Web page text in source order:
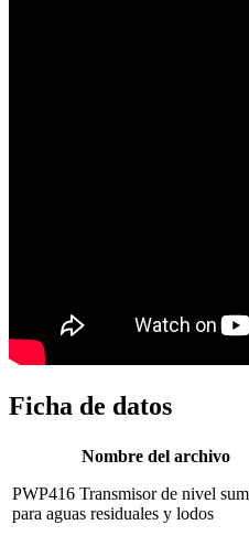
Ficha de datos
Nombre del archivo
PWP416 Transmisor de nivel
para aguas residuales y lodos